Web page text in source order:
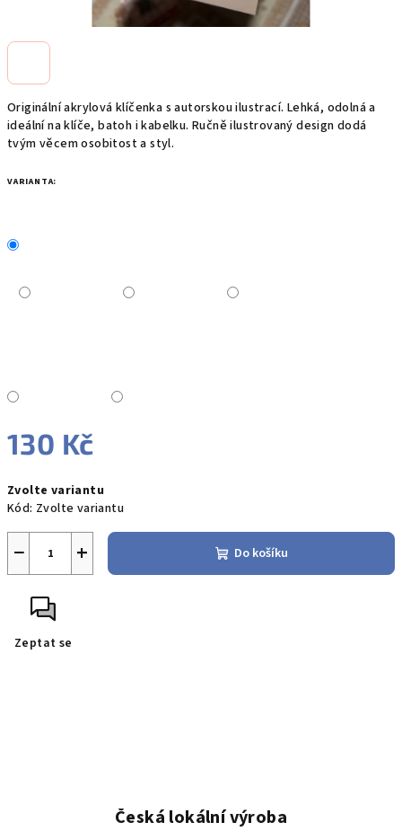
Originální akrylová klíčenka s autorskou ilustrací. Lehká, odolná a
ideální na klíče, batoh i kabelku. Ručně ilustrovaný design dodá
tvým věcem osobitost a styl.
VARIANTA:
130 Kč
cena:
Zvolte variantu
Kód: Zvolte variantu
+
− Do košíku
Zeptat se
Česká lokální výroba